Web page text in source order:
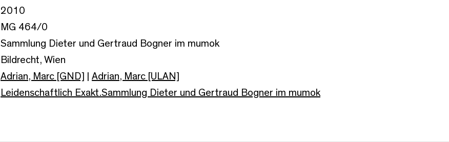
2010
MG 464/0
Sammlung Dieter und Gertraud Bogner im mumok
Bildrecht, Wien
Adrian, Marc [GND]
Adrian, Marc [ULAN]
Leidenschaftlich Exakt.Sammlung Dieter und Gertraud Bogner im mumok